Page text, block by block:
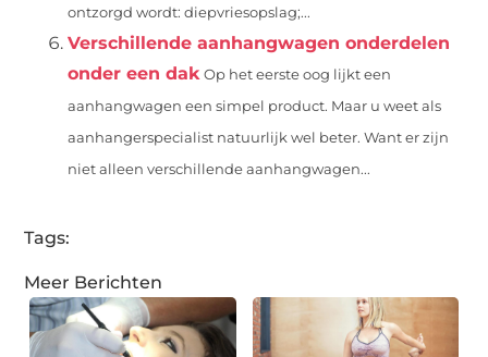
ontzorgd wordt: diepvriesopslag;...
Verschillende aanhangwagen onderdelen
onder een dak Op het eerste oog lijkt een
aanhangwagen een simpel product. Maar u weet als
aanhangerspecialist natuurlijk wel beter. Want er zijn
niet alleen verschillende aanhangwagen...
Tags:
Meer Berichten